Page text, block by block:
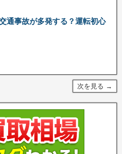
通事故が多発する？運転初心
次を見る →